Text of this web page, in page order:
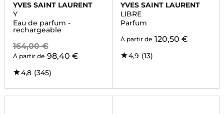
YVES SAINT LAURENT
Y
Eau de parfum -
rechargeable
164,00 €
À partir de 98,40 €
4,8 (345)
YVES SAINT LAURENT
LIBRE
Parfum
À partir de 120,50 €
4,9 (13)